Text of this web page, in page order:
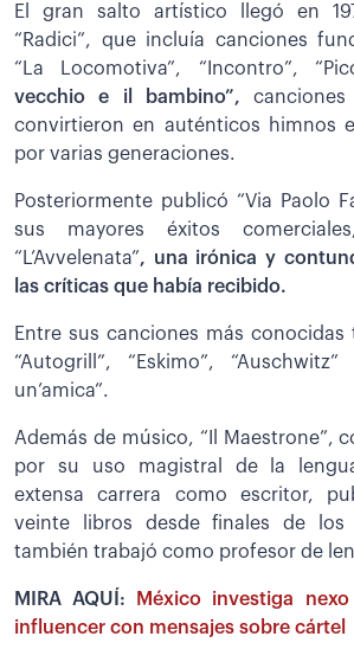
El gran salto artístico llegó en
“Radici”, que incluía canciones
“La Locomotiva”, “Incontro”,
vecchio e il bambino”,
convirtieron en auténticos himnos
por varias generaciones.
Posteriormente publicó “Via Paolo
sus mayores éxitos
“L’Avvelenata”, una irónica y
las críticas que había recibido.
Entre sus canciones más conocidas
“Autogrill”, “Eskimo”,
un’amica”.
Además de músico, “Il Maestrone”,
por su uso magistral de la
extensa carrera como escritor,
veinte libros desde finales de los
también trabajó como profesor de
MIRA AQUÍ:
México investiga
influencer con mensajes sobre cártel